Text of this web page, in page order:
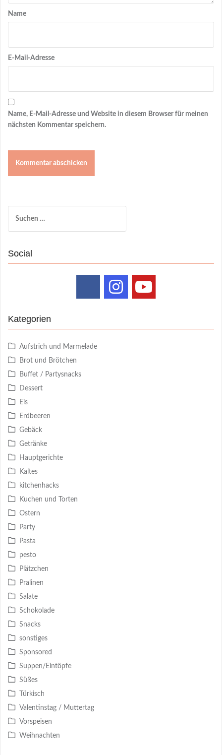
Name
E-Mail-Adresse
Name, E-Mail-Adresse und Website in diesem Browser für meinen
nächsten Kommentar speichern.
nach:
Social
Kategorien
Aufstrich und Marmelade
Brot und Brötchen
Buffet / Partysnacks
Dessert
Eis
Erdbeeren
Gebäck
Getränke
Hauptgerichte
Kaltes
kitchenhacks
Kuchen und Torten
Ostern
Party
Pasta
pesto
Plätzchen
Pralinen
Salate
Schokolade
Snacks
sonstiges
Sponsored
Suppen/Eintöpfe
Süßes
Türkisch
Valentinstag / Muttertag
Vorspeisen
Weihnachten